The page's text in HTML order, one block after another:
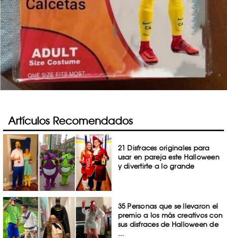
Artículos Recomendados
21 Disfraces originales para
usar en pareja este Halloween
y divertirte a lo grande
35 Personas que se llevaron el
premio a los más creativos con
sus disfraces de Halloween de
...